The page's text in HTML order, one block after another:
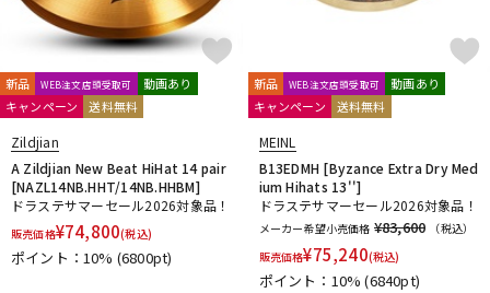
新品 WEB注文店頭受取可
動画あり
キャンペーン
送料無料
Zildjian
A Zildjian New Beat HiHat 14 pair
[NAZL14NB.HHT/14NB.HHBM]
ドラステサマーセール2026対象品！
販売価格¥74,800(税込)
ポイント：10% (6800pt)
新品 WEB注文店頭受取可
動画あり
キャンペーン
送料無料
MEINL
B13EDMH [Byzance Extra Dry Med
ium Hihats 13'']
ドラステサマーセール2026対象品！
メーカー希望小売価格 ¥83,600
（税込）
販売価格¥75,240(税込)
ポイント：10%(6840pt)